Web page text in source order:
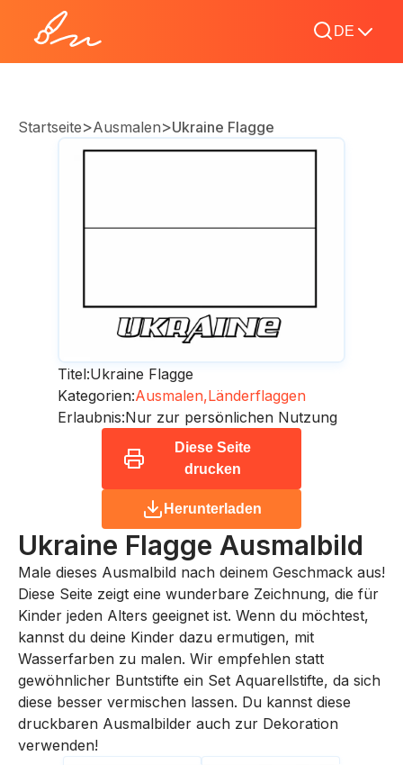
DE
Startseite>Ausmalen>Ukraine Flagge
Titel:Ukraine Flagge
Kategorien:Ausmalen,Länderflaggen
Erlaubnis:Nur zur persönlichen Nutzung
Diese Seite
drucken
Herunterladen
Ukraine Flagge Ausmalbild
Male dieses Ausmalbild nach deinem Geschmack aus!
Diese Seite zeigt eine wunderbare Zeichnung, die für
Kinder jeden Alters geeignet ist. Wenn du möchtest,
kannst du deine Kinder dazu ermutigen, mit
Wasserfarben zu malen. Wir empfehlen statt
gewöhnlicher Buntstifte ein Set Aquarellstifte, da sich
diese besser vermischen lassen. Du kannst diese
druckbaren Ausmalbilder auch zur Dekoration
verwenden!